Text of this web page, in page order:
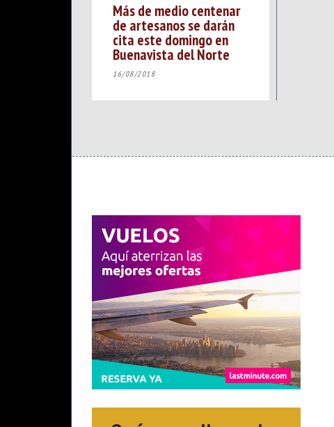
Más de medio centenar
de artesanos se darán
cita este domingo en
Buenavista del Norte
16/08/2018